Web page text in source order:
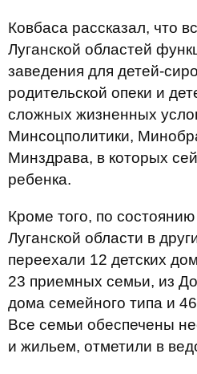
Ковбаса рассказал, что
Луганской областей
заведения для детей-
родительской опеки и
сложных жизненных
Минсоцполитики,
Минздрава, в которых
ребенка.
Кроме того, по
Луганской области в
переехали 12 детских
23 приемных семьи, из
дома семейного типа и
Все семьи обеспечены
и жильем, отметили в